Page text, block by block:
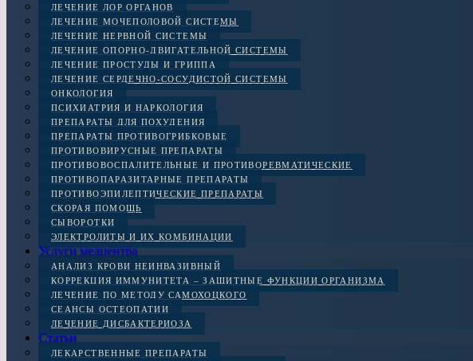
ЛЕЧЕНИЕ ЛОР ОРГАНОВ
ЛЕЧЕНИЕ МОЧЕПОЛОВОЙ СИСТЕМЫ
ЛЕЧЕНИЕ НЕРВНОЙ СИСТЕМЫ
ЛЕЧЕНИЕ ОПОРНО-ДВИГАТЕЛЬНОЙ СИСТЕМЫ
ЛЕЧЕНИЕ ПРОСТУДЫ И ГРИППА
ЛЕЧЕНИЕ СЕРДЕЧНО-СОСУДИСТОЙ СИСТЕМЫ
ОНКОЛОГИЯ
ПСИХИАТРИЯ И НАРКОЛОГИЯ
ПРЕПАРАТЫ ДЛЯ ПОХУДЕНИЯ
ПРЕПАРАТЫ ПРОТИВОГРИБКОВЫЕ
ПРОТИВОВИРУСНЫЕ ПРЕПАРАТЫ
ПРОТИВОВОСПАЛИТЕЛЬНЫЕ И ПРОТИВОРЕВМАТИЧЕСКИЕ
ПРОТИВОПАРАЗИТАРНЫЕ ПРЕПАРАТЫ
ПРОТИВОЭПИЛЕПТИЧЕСКИЕ ПРЕПАРАТЫ
СКОРАЯ ПОМОЩЬ
СЫВОРОТКИ
ЭЛЕКТРОЛИТЫ И ИХ КОМБИНАЦИИ
Услуги медцентра
АНАЛИЗ КРОВИ НЕИНВАЗИВНЫЙ
КОРРЕКЦИЯ ИММУНИТЕТА – ЗАЩИТНЫЕ ФУНКЦИИ ОРГАНИЗМА
ЛЕЧЕНИЕ ПО МЕТОДУ САМОХОЦКОГО
СЕАНСЫ ОСТЕОПАТИИ
ЛЕЧЕНИЕ ДИСБАКТЕРИОЗА
Статьи
ЛЕКАРСТВЕННЫЕ ПРЕПАРАТЫ